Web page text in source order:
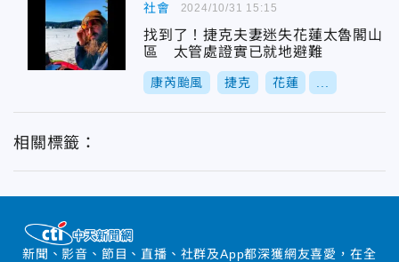
社會
找到了！捷克夫妻迷失花蓮太魯閣山
區 太管處證實已就地避難
康芮颱風 捷克 花蓮
2024/10/31 15:15
相關標籤：
新聞、影音、節目、直播、社群及App都深獲網友喜愛，在全